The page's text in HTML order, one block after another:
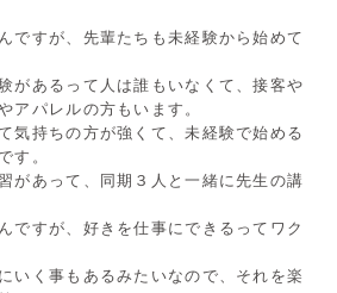
ですが、先輩たちも未経験から始めて
があるって人は誰もいなくて、接客や
アパレルの方もいます。
気持ちの方が強くて、未経験で始める
す。
があって、同期３人と一緒に先生の講
ですが、好きを仕事にできるってワク
いく事もあるみたいなので、それを楽